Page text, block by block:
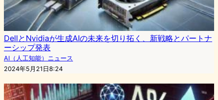
DellとNvidiaが生成AIの未来を切り拓く、新戦略とパートナ
ーシップ発表
AI（人工知能）ニュース
2024年5月21日8:24